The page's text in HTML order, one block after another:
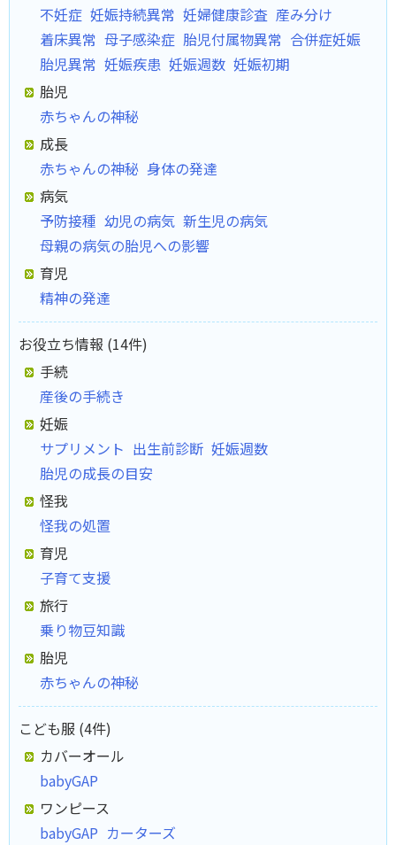
不妊症 妊娠持続異常 妊婦健康診査 産み分け
着床異常 母子感染症 胎児付属物異常 合併症妊娠
胎児異常 妊娠疾患 妊娠週数 妊娠初期
胎児
赤ちゃんの神秘
成長
赤ちゃんの神秘 身体の発達
病気
予防接種 幼児の病気 新生児の病気
母親の病気の胎児への影響
育児
精神の発達
お役立ち情報 (14件)
手続
産後の手続き
妊娠
サプリメント 出生前診断 妊娠週数
胎児の成長の目安
怪我
怪我の処置
育児
子育て支援
旅行
乗り物豆知識
胎児
赤ちゃんの神秘
こども服 (4件)
カバーオール
babyGAP
ワンピース
babyGAP カーターズ